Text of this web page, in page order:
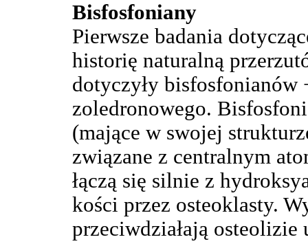
Bisfosfoniany
Pierwsze badania
historię naturalną
dotyczyły
zoledronowego.
(mające w swojej
związane z centralnym
łączą się silnie z
kości przez osteoklasty.
przeciwdziałają